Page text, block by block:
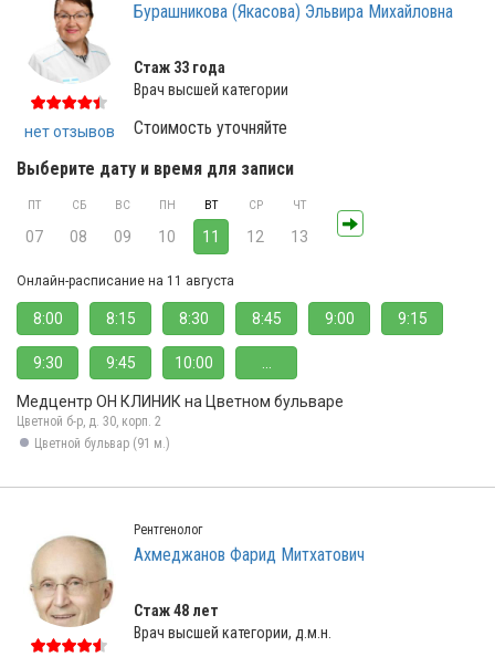
нет отзывов
Бурашникова (Якасова) Эльвира Михайловна
Стаж 33 года
Врач высшей категории
Стоимость уточняйте
Выберите дату и время для записи
ПТ
07
СБ
08
ВС
09
ПН
10
ВТ
11
СР
12
ЧТ
13
Онлайн-расписание на 11 августа
8:00 8:15 8:30 8:45 9:00 9:15
9:30 9:45 10:00
Медцентр ОН КЛИНИК на Цветном бульваре
Цветной б-р, д. 30, корп. 2
Цветной бульвар (91 м.)
Рентгенолог
Ахмеджанов Фарид Митхатович
Стаж 48 лет
Врач высшей категории, д.м.н.